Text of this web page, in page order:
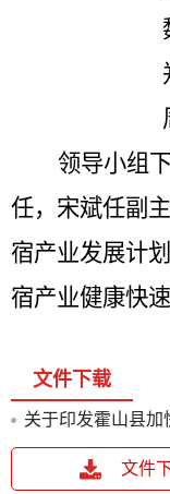
领导小组
任，宋斌任副
宿产业发展计
宿产业健康快速
文件下载
关于印发霍山县加
文件